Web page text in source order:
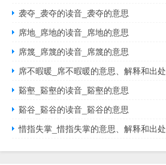
袭夺_袭夺的读音_袭夺的意思
席地_席地的读音_席地的意思
席篾_席篾的读音_席篾的意思
席不暇暖_席不暇暖的意思、解释和出处
谿壑_谿壑的读音_谿壑的意思
谿谷_谿谷的读音_谿谷的意思
惜指失掌_惜指失掌的意思、解释和出处